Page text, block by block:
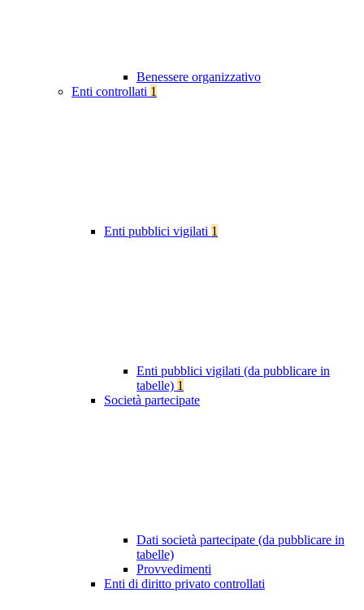
Benessere organizzativo
Enti controllati 1
Enti pubblici vigilati 1
Enti pubblici vigilati (da pubblicare in
tabelle) 1
Società partecipate
Dati società partecipate (da pubblicare in
tabelle)
Provvedimenti
Enti di diritto privato controllati